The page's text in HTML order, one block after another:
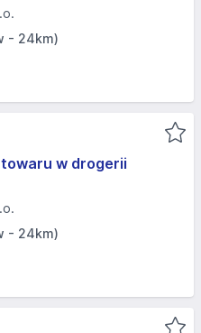
- 24km)
towaru w drogerii
- 24km)